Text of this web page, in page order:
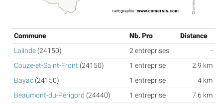
Commune Nb. Pro
Distance
Lalinde (24150) 2 entreprises
-
Couze-et-Saint-Front (24150) 1 entreprise
2.9 km
Bayac (24150) 1 entreprise
4 km
Beaumont-du-Périgord (24440) 1 entreprise
7.6 km